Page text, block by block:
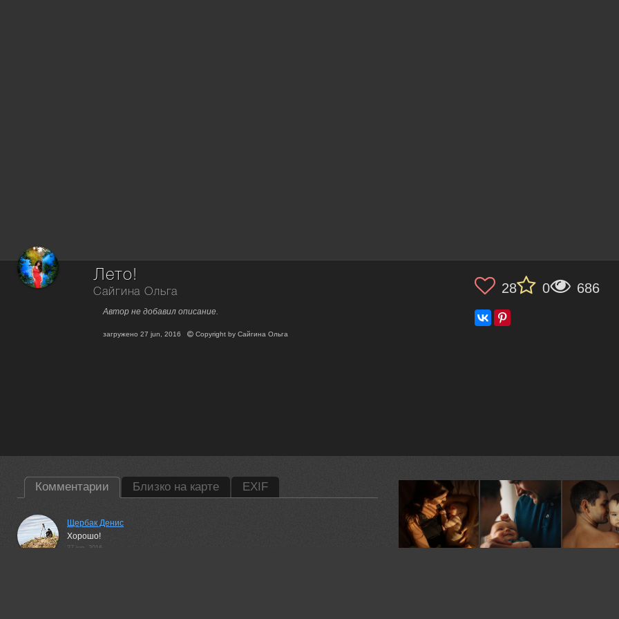
Лето!
Сайгина Ольга
Автор не добавил описание.
загружено27 jun, 2016 Copyright byСайгина Ольга
28 0 686
Комментарии Близко на карте EXIF
Щербак Денис
Хорошо!
27 jun, 2016